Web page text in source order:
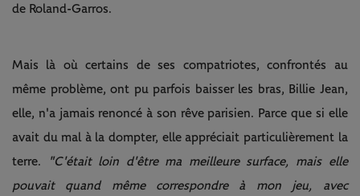
de Roland-Garros.
Mais là où certains de ses compatriotes, confrontés au
même problème, ont pu parfois baisser les bras, Billie Jean,
elle, n'a jamais renoncé à son rêve parisien. Parce que si elle
avait du mal à la dompter, elle appréciait particulièrement la
terre.
"C'était loin d'être ma meilleure surface, mais elle
pouvait quand même correspondre à mon jeu, avec